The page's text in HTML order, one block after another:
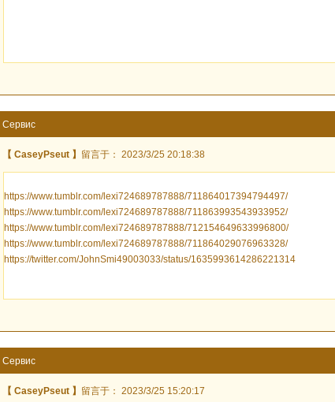
Сервис
【 CaseyPseut 】 留言于： 2023/3/25 20:18:38
https://www.tumblr.com/lexi724689787888/711864017394794497/
https://www.tumblr.com/lexi724689787888/711863993543933952/
https://www.tumblr.com/lexi724689787888/712154649633996800/
https://www.tumblr.com/lexi724689787888/711864029076963328/
https://twitter.com/JohnSmi49003033/status/1635993614286221314
Сервис
【 CaseyPseut 】 留言于： 2023/3/25 15:20:17